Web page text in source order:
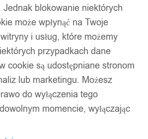
blokowanie niektórych
może wpłynąć na Twoje
i usług, które możemy
przypadkach dane
cookie są udostępniane stronom
lub marketingu. Możesz
do wyłączenia tego
momencie, wyłączając